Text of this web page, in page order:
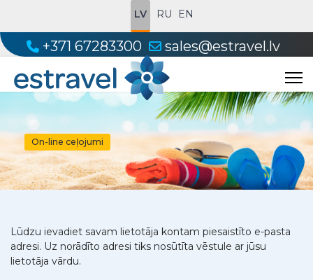
LV RU EN
+371 67283300 sales@estravel.lv
On-line ceļojumi
Lūdzu ievadiet savam lietotāja kontam piesaistīto e-pasta
adresi. Uz norādīto adresi tiks nosūtīta vēstule ar jūsu
lietotāja vārdu.